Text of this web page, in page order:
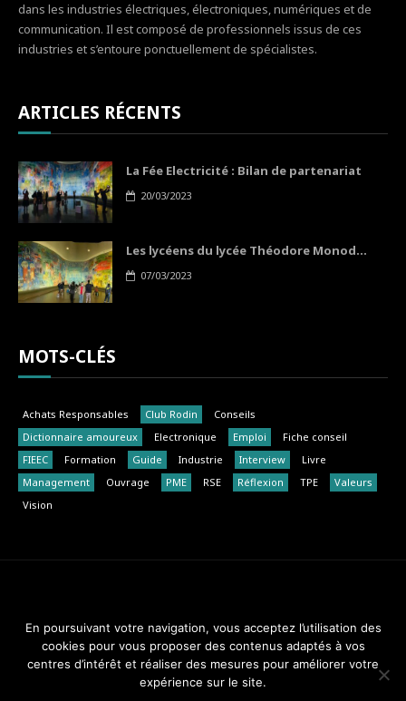
dans les industries électriques, électroniques, numériques et de
communication. Il est composé de professionnels issus de ces
industries et s’entoure ponctuellement de spécialistes.
ARTICLES RÉCENTS
La Fée Electricité : Bilan de partenariat
20/03/2023
Les lycéens du lycée Théodore Monod...
07/03/2023
MOTS-CLÉS
Achats Responsables Club Rodin
Conseils
Dictionnaire amoureux
Electronique Emploi
Fiche conseil
FIEEC
Formation Guide Industrie Interview
Livre
Management
Ouvrage PME RSE Réflexion TPE
Valeurs
Vision
Club Rodin - FIEEC © 2014-2018. Tous droits réservés.
Design & Maintenance :Web Réponses - 01 82 28 51 34
MEMBRES MENTIONS LÉGALES
En poursuivant votre navigation, vous acceptez l’utilisation des
cookies pour vous proposer des contenus adaptés à vos
centres d’intérêt et réaliser des mesures pour améliorer votre
expérience sur le site.